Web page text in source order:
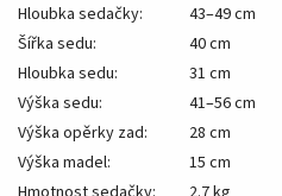
Hloubka sedačky:
43–49 cm
Šířka sedu:
40 cm
Hloubka sedu:
31 cm
Výška sedu:
41–56 cm
Výška opěrky zad:
28 cm
Výška madel:
15 cm